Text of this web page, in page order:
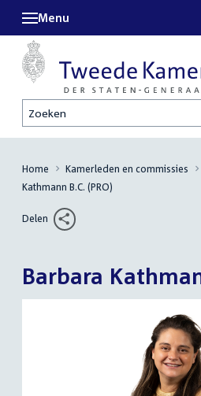
Zoeken
Menu
Home Kamerleden en commissies
Kathmann B.C. (PRO)
Delen
Barbara